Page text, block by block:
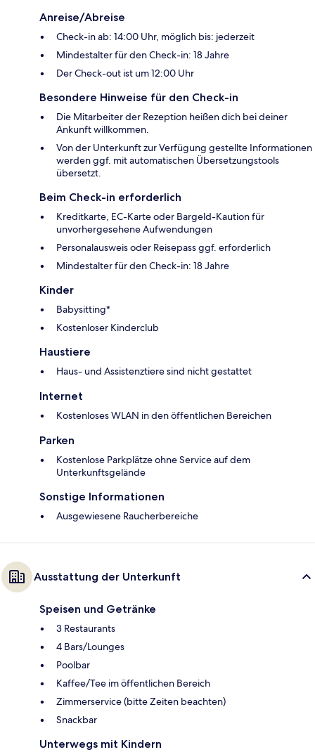
Anreise/Abreise
Check-in ab: 14:00 Uhr, möglich bis: jederzeit
Mindestalter für den Check-in: 18 Jahre
Der Check-out ist um 12:00 Uhr
Besondere Hinweise für den Check-in
Die Mitarbeiter der Rezeption heißen dich bei deiner
Ankunft willkommen.
Von der Unterkunft zur Verfügung gestellte Informationen
werden ggf. mit automatischen Übersetzungstools
übersetzt.
Beim Check-in erforderlich
Kreditkarte, EC-Karte oder Bargeld-Kaution für
unvorhergesehene Aufwendungen
Personalausweis oder Reisepass ggf. erforderlich
Mindestalter für den Check-in: 18 Jahre
Kinder
Babysitting*
Kostenloser Kinderclub
Haustiere
Haus- und Assistenztiere sind nicht gestattet
Internet
Kostenloses WLAN in den öffentlichen Bereichen
Parken
Kostenlose Parkplätze ohne Service auf dem
Unterkunftsgelände
Sonstige Informationen
Ausgewiesene Raucherbereiche
Ausstattung der Unterkunft
Speisen und Getränke
3 Restaurants
4 Bars/Lounges
Poolbar
Kaffee/Tee im öffentlichen Bereich
Zimmerservice (bitte Zeiten beachten)
Snackbar
Unterwegs mit Kindern